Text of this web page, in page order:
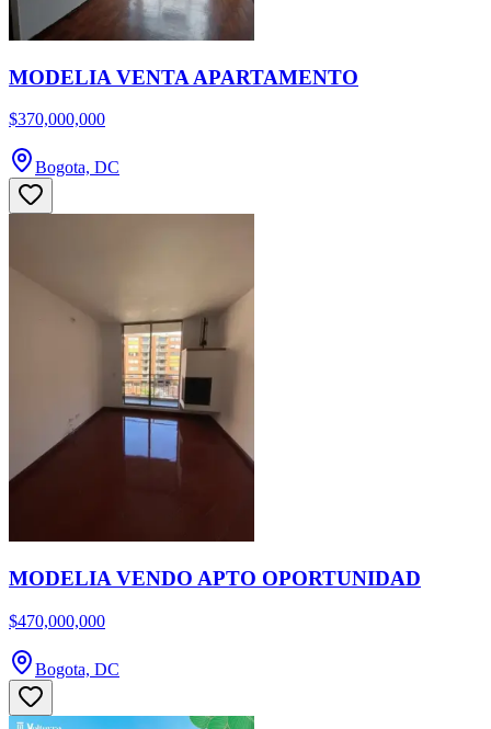
MODELIA VENTA APARTAMENTO
$370,000,000
Bogota, DC
MODELIA VENDO APTO OPORTUNIDAD
$470,000,000
Bogota, DC